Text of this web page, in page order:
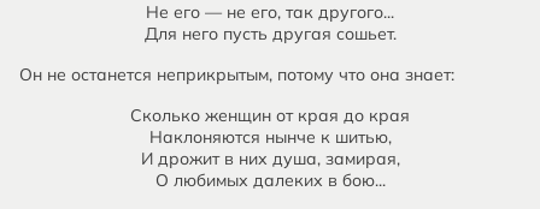
Не его — не его, так другого...
Для него пусть другая сошьет.
Он не останется неприкрытым, потому что она знает:
Сколько женщин от края до края
Наклоняются нынче к шитью,
И дрожит в них душа, замирая,
О любимых далеких в бою...